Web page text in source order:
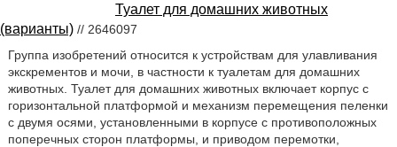
Туалет для домашних животных
(варианты) // 2646097
Группа изобретений относится к устройствам для улавливания
экскрементов и мочи, в частности к туалетам для домашних
животных. Туалет для домашних животных включает корпус с
горизонтальной платформой и механизм перемещения пеленки
с двумя осями, установленными в корпусе с противоположных
поперечных сторон платформы, и приводом перемотки,